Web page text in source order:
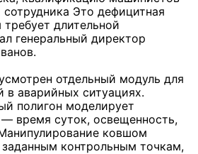
Это дефицитная
длительной
генеральный директор
отдельный модуль для
в аварийных ситуациях.
полигон моделирует
время суток, освещенность,
ковшом
контрольным точкам,